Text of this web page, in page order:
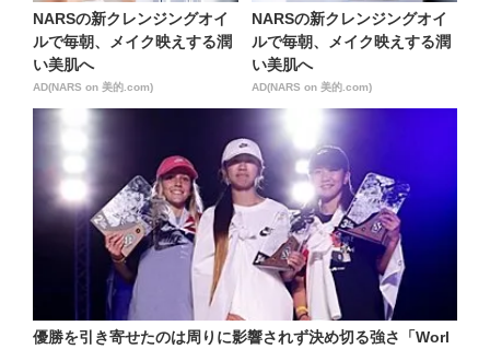
NARSの新クレンジングオイ
ルで毎朝、メイク映えする潤
い美肌へ
AD(NARS on 美的.com)
NARSの新クレンジングオイ
ルで毎朝、メイク映えする潤
い美肌へ
AD(NARS on 美的.com)
優勝を引き寄せたのは周りに影響されず決め切る強さ「Worl